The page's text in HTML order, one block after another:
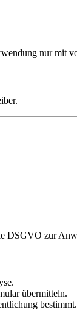
nur mit
DSGVO zur
übermitteln.
bestimmt.